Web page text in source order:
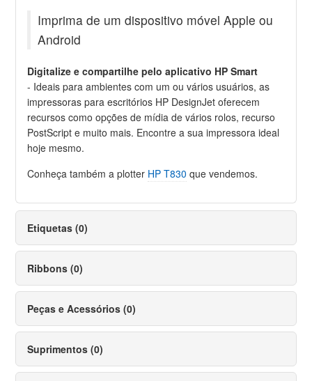
Imprima de um dispositivo móvel Apple ou
Android
Digitalize e compartilhe pelo aplicativo HP Smart
- Ideais para ambientes com um ou vários usuários, as
impressoras para escritórios HP DesignJet oferecem
recursos como opções de mídia de vários rolos, recurso
PostScript e muito mais. Encontre a sua impressora ideal
hoje mesmo.
Conheça também a plotter HP T830 que vendemos.
Etiquetas (0)
Ribbons (0)
Peças e Acessórios (0)
Suprimentos (0)